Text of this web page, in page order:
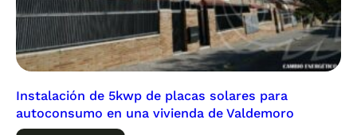
Instalación de 5kwp de placas solares para
autoconsumo en una vivienda de Valdemoro